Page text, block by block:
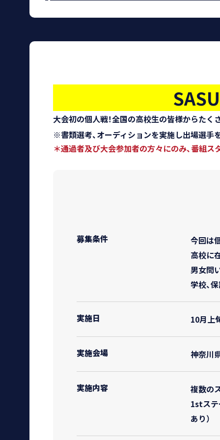
大会初の個人戦！全国の高校生の皆様からたく
※書類選考、オーディションを実施し出場選手
＊通過者及び大会参加者の方々にのみ、番組
募集条件
今回は
高校に
男女問
学校、
実施日 10月上
実施会場 神奈川
実施内容
複数の
1stステ
あり）